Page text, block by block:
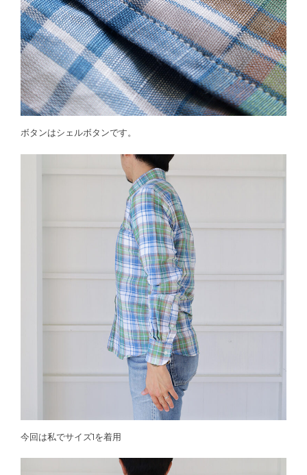
ボタンはシェルボタンです。
今回は私でサイズ1を着用